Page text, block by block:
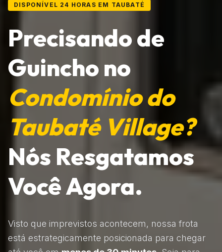
DISPONÍVEL 24 HORAS EM TAUBATÉ
Precisando de
Guincho no
Condomínio do
Taubaté Village?
Nós Resgatamos
Você Agora.
Visto que imprevistos acontecem, nossa frota
está estrategicamente posicionada para chegar